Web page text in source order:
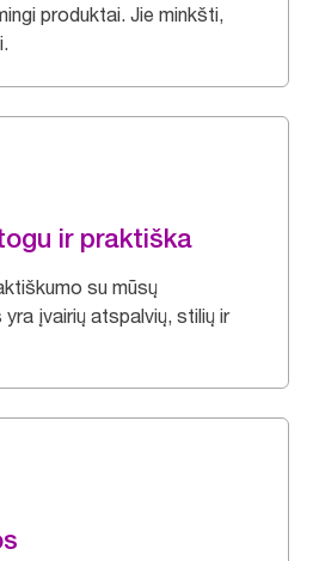
produktai. Jie minkšti,
ir praktiška
su mūsų
įvairių atspalvių, stilių ir